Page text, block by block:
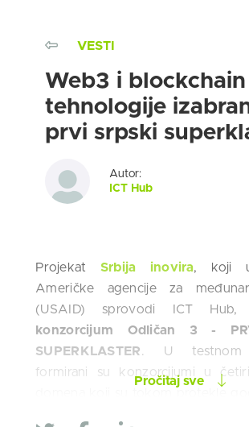
VESTI
Web3 i blockchain
tehnologije
prvi srpski
Autor:
ICT Hub
Projekat Srbija inovira, koji
Američke agencije za
(USAID) sprovodi ICT Hub,
konzorcijum Odličan 3 -
SUPERKLASTER. U testnom
formirani su konzorcijumi u
Pročitaj sve